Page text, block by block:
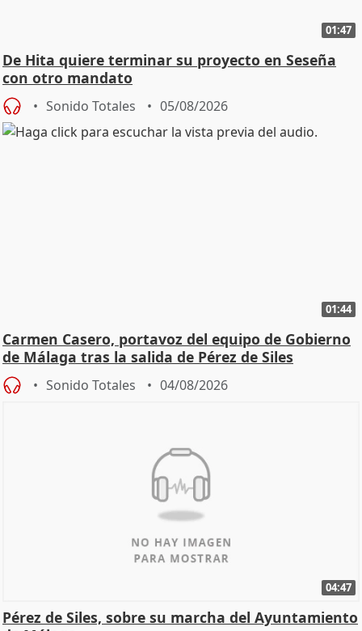
01:47
De Hita quiere terminar su proyecto en Seseña
con otro mandato
Sonido Totales 05/08/2026
01:44
Carmen Casero, portavoz del equipo de Gobierno
de Málaga tras la salida de Pérez de Siles
Sonido Totales 04/08/2026
04:47
Pérez de Siles, sobre su marcha del Ayuntamiento